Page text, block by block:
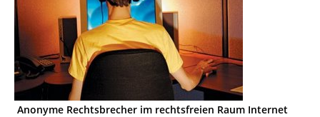
Anonyme Rechtsbrecher im rechtsfreien Raum Internet